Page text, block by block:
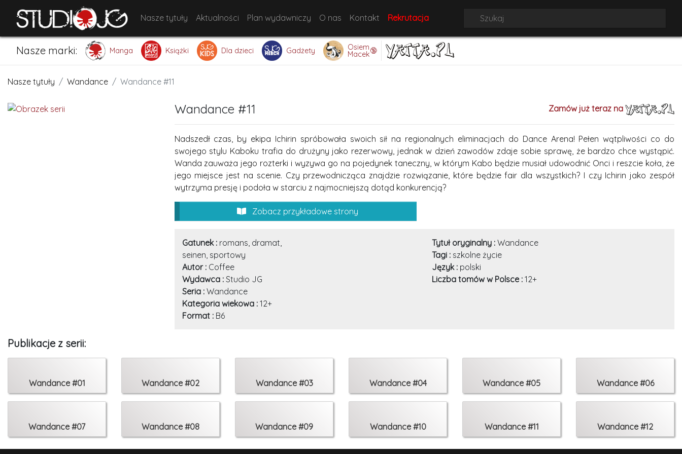
Nasze tytuły Aktualności Plan wydawniczy O nas Kontakt Rekrutacja
Nasze marki: Manga Książki Dla dzieci Gadżety Osiem
Macek🔞
Nasze tytuły Wandance Wandance #11
Wandance #11 Zamów już teraz na
Nadszedł czas, by ekipa Ichirin spróbowała swoich sił na regionalnych eliminacjach do Dance Arena! Pełen wątpliwości co do
swojego stylu Kaboku trafia do drużyny jako rezerwowy, jednak w dzień zawodów zdaje sobie sprawę, że bardzo chce wystąpić.
Wanda zauważa jego rozterki i wyzywa go na pojedynek taneczny, w którym Kabo będzie musiał udowodnić Onci i reszcie koła, że
jego miejsce jest na scenie. Czy przewodnicząca znajdzie rozwiązanie, które będzie fair dla wszystkich? I czy Ichirin jako zespół
wytrzyma presję i podoła w starciu z najmocniejszą dotąd konkurencją?
Zobacz przykładowe strony
Gatunek : romans, dramat,
seinen, sportowy
Autor : Coffee
Wydawca : Studio JG
Seria : Wandance
Kategoria wiekowa : 12+
Format : B6
Tytuł oryginalny :Wandance
Tagi : szkolne życie
Język : polski
Liczba tomów w Polsce :12+
Publikacje z serii:
Wandance #01 Wandance #02 Wandance #03 Wandance #04 Wandance #05 Wandance #06
Wandance #07 Wandance #08 Wandance #09 Wandance #10 Wandance #11 Wandance #12